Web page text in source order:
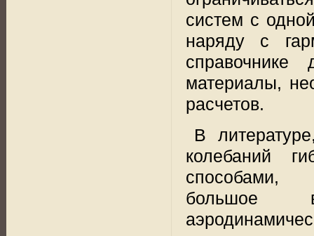
систем с
наряду с
материалы,
расчетов.
В
колебаний
способами,
большое